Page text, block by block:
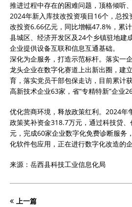
推进过程中存在的困难问题，顶格倾听
2024年新入库技改投资项目16个，总
改投资6.66亿元，同比增幅47.8%，累
县城区、经济开发区及24个乡镇驻地建
企业提供设备互联和信息互通基础。
深化为企服务，打造示范标杆。落实一
龙头企业在数字化赛道上出新出圈，建
育，落实党员干部包保走访，目前累计
高新技术企业63家，省“专精特新”企业
优化营商环境，释放政策红利。2024年
政策奖补资金318.7万元，通过科技贷
元，完成60家企业数字化免费诊断服务
化软件包应用，正在进行数字化改造的企
来源：岳西县科技工业信息化局
上一篇